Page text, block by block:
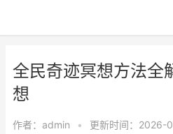
全民奇迹冥想方法全
想
作者： admin • 更新时间：2026-